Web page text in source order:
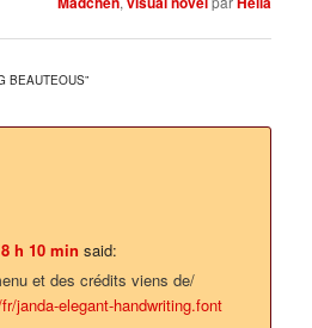
BEAUTEOUS”
h 10 min said:
et des crédits viens de/
janda-elegant-handwriting.font